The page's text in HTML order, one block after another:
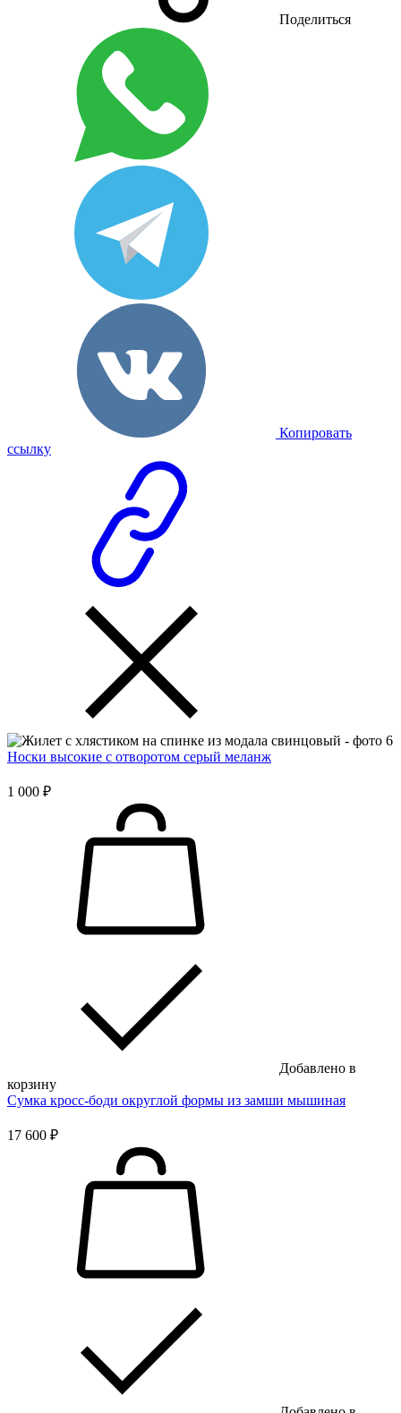
Поделиться
Копировать
ссылку
Носки высокие с отворотом серый меланж
1 000 ₽
Добавлено в
корзину
Сумка кросс-боди округлой формы из замши мышиная
17 600 ₽